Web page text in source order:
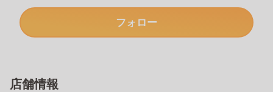
フォロー
店舗情報